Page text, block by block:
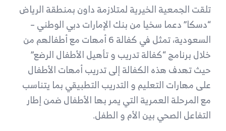
تلقت الجمعية الخيرية لمتلازمة داون بمنطقة الرياض
“دسكا” دعما سخيا من بنك الإمارات دبي الوطني –
السعودية، تمثل في كفالة 6 أمهات مع أطفالهم من
خلال برنامج “كفالة تدريب و تأهيل الأطفال الرضع”
حيث تهدف هذه الكفالة إلى تدريب أمهات الأطفال
على مهارات التعليم و التدريب التطبيقي بما يتناسب
مع المرحلة العمرية التي يمر بها الأطفال ضمن إطار
التفاعل الصحي بين الأم و الطفل.